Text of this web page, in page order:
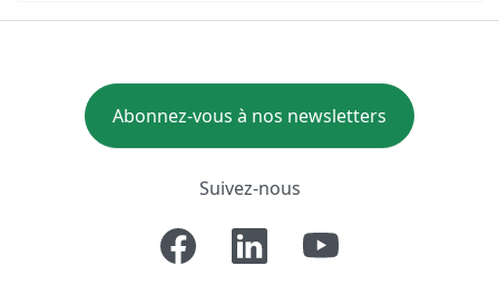
Abonnez-vous à nos newsletters
Suivez-nous